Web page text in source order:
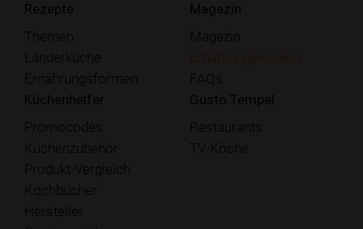
Rezepte
Themen
Länderküche
Ernährungsformen
Magazin
Magazin
FAQs
Küchenhelfer
Promocodes
Küchenzubehör
Produkt-Vergleich
Kochbücher
Hersteller
Gusto Tempel
Restaurants
TV-Köche